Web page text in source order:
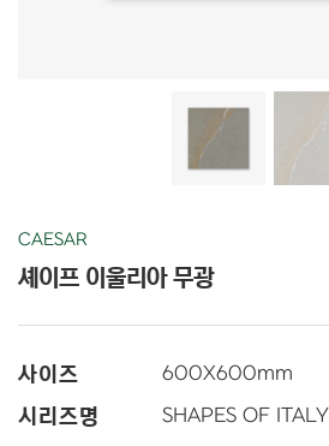
CAESAR
셰이프 이울리아 무광
사이즈 600X600mm
시리즈명 SHAPES OF ITALY